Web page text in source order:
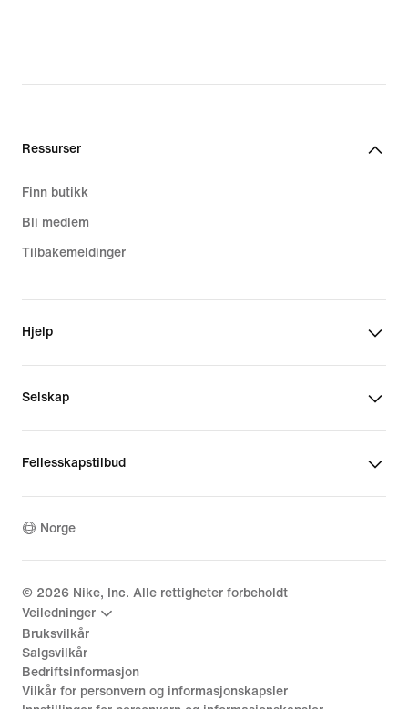
Ressurser
Finn butikk
Bli medlem
Tilbakemeldinger
Hjelp
Selskap
Fellesskapstilbud
Norge
© 2026 Nike, Inc. Alle rettigheter forbeholdt
Veiledninger
Bruksvilkår
Salgsvilkår
Bedriftsinformasjon
Vilkår for personvern og informasjonskapsler